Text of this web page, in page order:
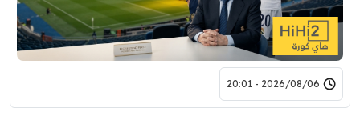
2026/08/06 - 20:01